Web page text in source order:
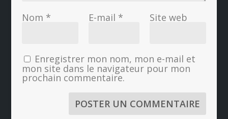
Nom * E-mail * Site web
Enregistrer mon nom, mon e-mail et
mon site dans le navigateur pour mon
prochain commentaire.